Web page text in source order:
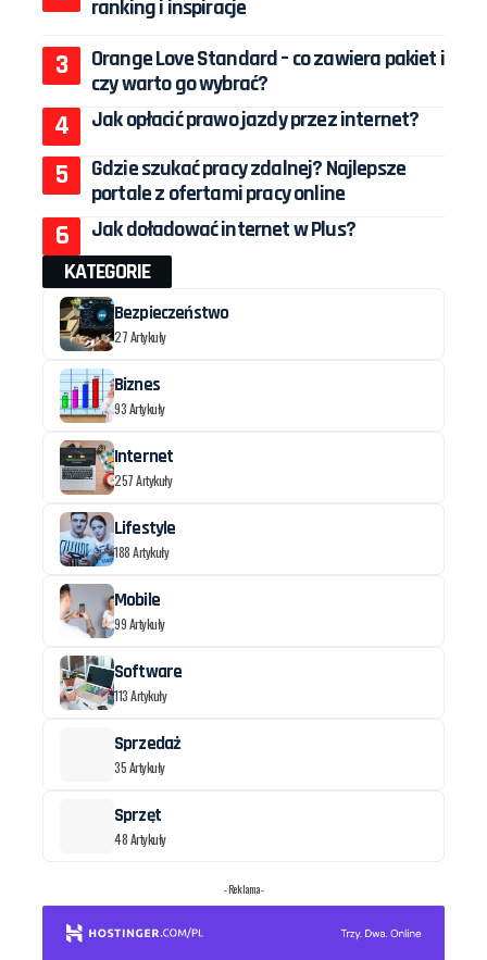
ranking i inspiracje
Orange Love Standard – co zawiera pakiet i
czy warto go wybrać?
Jak opłacić prawo jazdy przez internet?
Gdzie szukać pracy zdalnej? Najlepsze
portale z ofertami pracy online
Jak doładować internet w Plus?
KATEGORIE
Bezpieczeństwo
27 Artykuły
Biznes
93 Artykuły
Internet
257 Artykuły
Lifestyle
188 Artykuły
Mobile
99 Artykuły
Software
113 Artykuły
Sprzedaż
35 Artykuły
Sprzęt
48 Artykuły
- Reklama -